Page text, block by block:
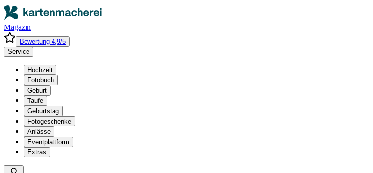
Magazin
Bewertung 4,9/5
Service
Hochzeit
Fotobuch
Geburt
Taufe
Geburtstag
Fotogeschenke
Anlässe
Eventplattform
Extras